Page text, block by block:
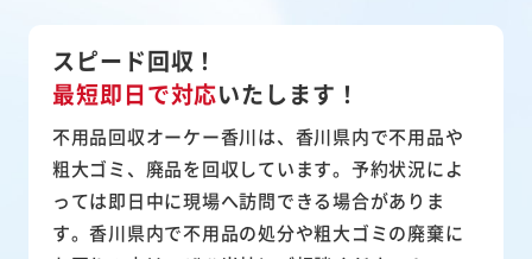
スピード回収！
最短即日で対応いたします！
不用品回収オーケー香川は、香川県内で不用品や
粗大ゴミ、廃品を回収しています。予約状況によ
っては即日中に現場へ訪問できる場合がありま
す。香川県内で不用品の処分や粗大ゴミの廃棄に